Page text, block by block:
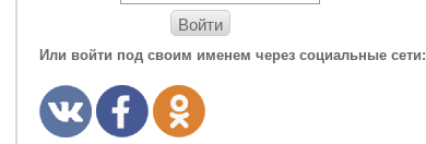
Войти
Или войти под своим именем через социальные сети: